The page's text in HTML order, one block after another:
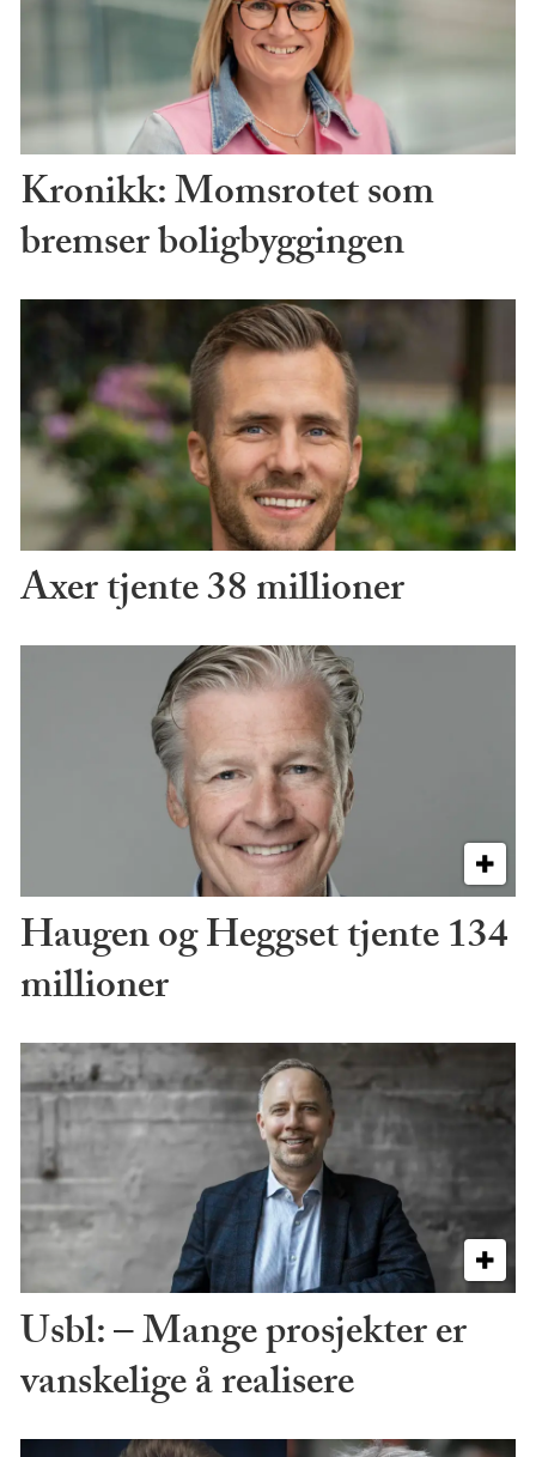
Kronikk: Momsrotet som
bremser boligbyggingen
Axer tjente 38 millioner
Haugen og Heggset tjente 134
millioner
Usbl: – Mange prosjekter er
vanskelige å realisere